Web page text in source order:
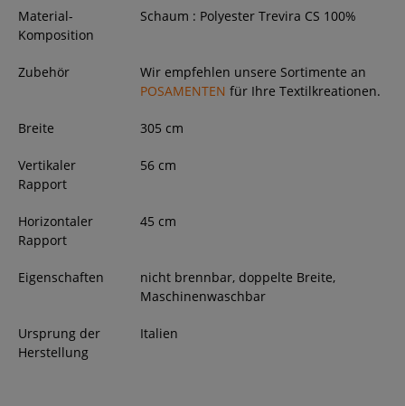
Material-
Komposition
Schaum : Polyester Trevira CS 100%
Zubehör
Wir empfehlen unsere Sortimente an
POSAMENTEN für Ihre Textilkreationen.
Breite 305 cm
Vertikaler
Rapport
56 cm
Horizontaler
Rapport
45 cm
Eigenschaften
nicht brennbar, doppelte Breite,
Maschinenwaschbar
Ursprung der
Herstellung
Italien